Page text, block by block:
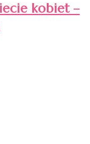
kobiet –